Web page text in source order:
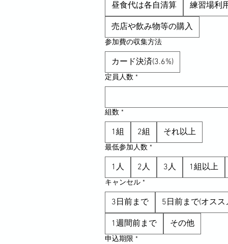
昼食代は各自清算 練習場利
売店や飲み物等の購入
参加費の収集方法
カード決済(3.6%)
定員人数 *
組数 *
1組 2組 それ以上
最低参加人数 *
1人 2人 3人 1組以上
キャンセル *
3日前まで 5日前まで(オスス
1週間前まで その他
申込期限 *